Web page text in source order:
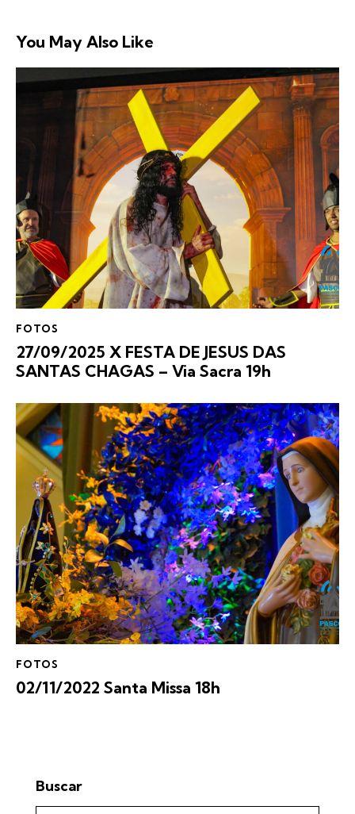
You May Also Like
FOTOS
27/09/2025 X FESTA DE JESUS DAS
SANTAS CHAGAS – Via Sacra 19h
FOTOS
02/11/2022 Santa Missa 18h
Buscar